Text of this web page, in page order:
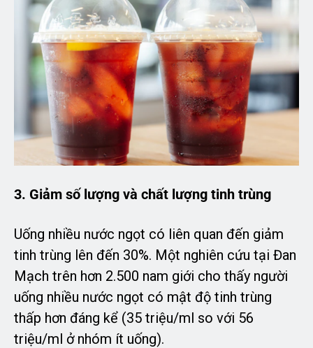
3. Giảm số lượng và chất lượng tinh trùng
Uống nhiều nước ngọt có liên quan đến giảm
tinh trùng lên đến 30%. Một nghiên cứu tại Đan
Mạch trên hơn 2.500 nam giới cho thấy người
uống nhiều nước ngọt có mật độ tinh trùng
thấp hơn đáng kể (35 triệu/ml so với 56
triệu/ml ở nhóm ít uống).